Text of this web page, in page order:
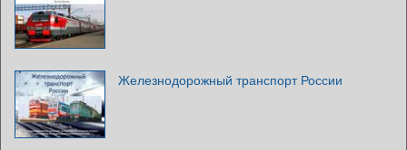
Железнодорожный транспорт России